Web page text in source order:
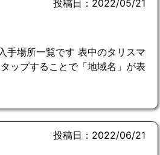
投稿日：2022/05/21
手場所一覧です 表中のタリスマ
ップすることで「地域名」が表
投稿日：2022/06/21